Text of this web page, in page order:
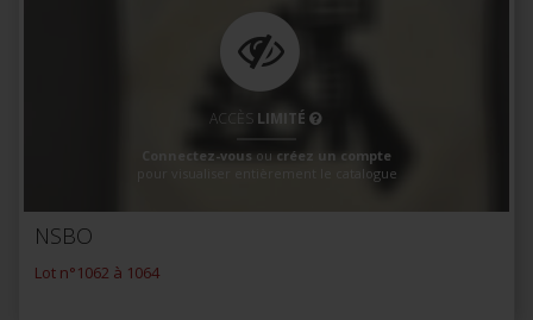
ACCÈS LIMITÉ
Connectez-vous ou créez un compte
pour visualiser entièrement le catalogue
NSBO
Lot n°1062 à 1064